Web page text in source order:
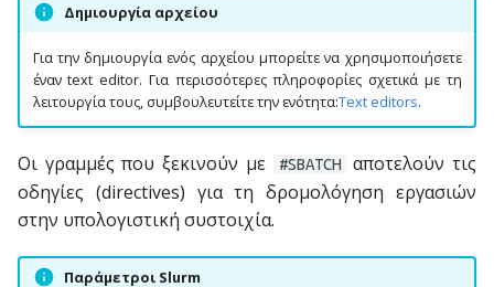
ι
η
α
ν
Δημιουργία αρχείου
Για την δημιουργία ενός αρχείου μπορείτε να χρησιμοποιήσετε
έναν text editor. Για περισσότερες πληροφορίες σχετικά με τη
λειτουργία τους, συμβουλευτείτε την ενότητα:Text editors.
Οι γραμμές που ξεκινούν με #SBATCH
αποτελούν τις
οδηγίες (directives) για τη δρομολόγηση εργασιών
στην υπολογιστική συστοιχία.
Παράμετροι Slurm